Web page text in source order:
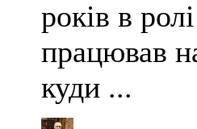
років в
працював
куди ...